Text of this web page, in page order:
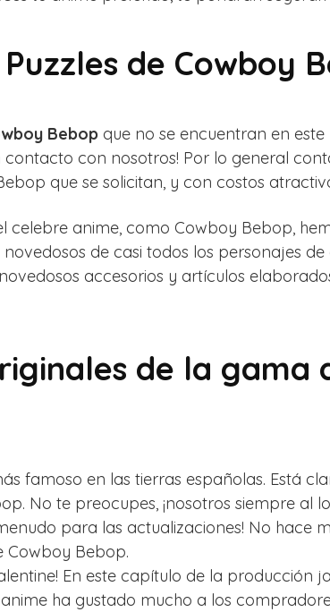
de Cowboy
Bebop que no se encuentran en
con nosotros! Por lo general
que se solicitan, y con costos
celebre anime, como Cowboy Bebop,
de casi todos los personajes
accesorios y artículos
de la gama
famoso en las tierras españolas. Está
No te preocupes, ¡nosotros siempre al
para las actualizaciones! No
Cowboy Bebop.
En este capítulo de la producción
ha gustado mucho a los